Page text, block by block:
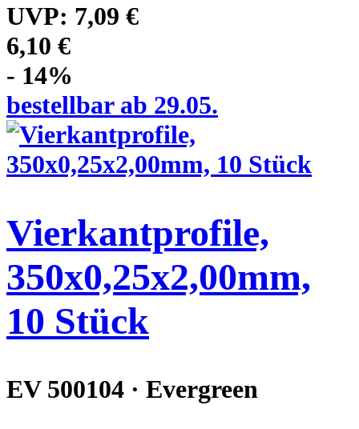
UVP: 7,09 €
6,10 €
- 14%
bestellbar ab 29.05.
Vierkantprofile,
350x0,25x2,00mm,
10 Stück
EV 500104 · Evergreen